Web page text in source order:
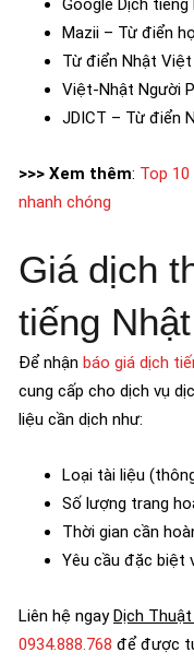
Google Dịch
Mazii – Từ điển
Từ điển Nhật Việt
Việt-Nhật Người
JDICT – Từ điển
>>> Xem thêm: Top
nhanh chóng
Giá dịch
tiếng
Để nhận báo giá dịch
cung cấp cho dịch vụ
liệu cần dịch như:
Loại tài liệu
Số lượng trang
Thời gian cần
Yêu cầu đặc biệt
Liên hệ ngayDịch
0934.888.768 để được